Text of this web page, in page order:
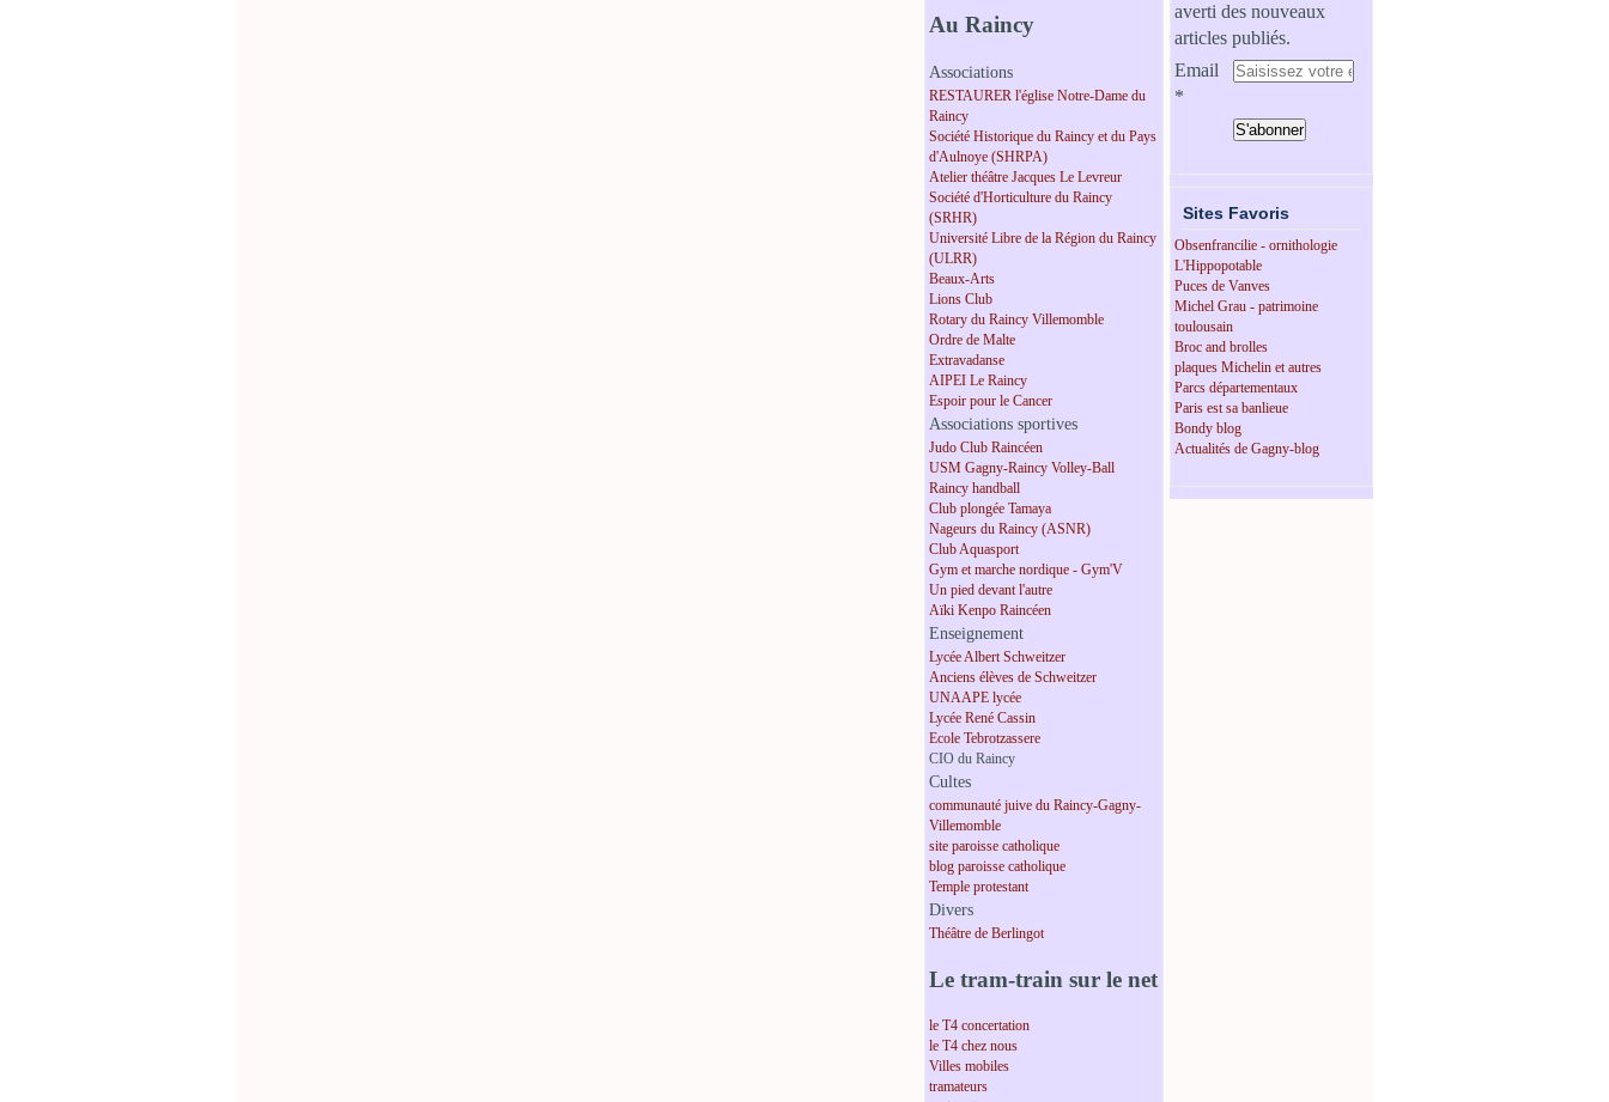
Au Raincy
Associations
RESTAURER l'église Notre-Dame du
Raincy
Société Historique du Raincy et du Pays
d'Aulnoye (SHRPA)
Atelier théâtre Jacques Le Levreur
Société d'Horticulture du Raincy
(SRHR)
Université Libre de la Région du Raincy
(ULRR)
Beaux-Arts
Lions Club
Rotary du Raincy Villemomble
Ordre de Malte
Extravadanse
AIPEI Le Raincy
Espoir pour le Cancer
Associations sportives
Judo Club Raincéen
USM Gagny-Raincy Volley-Ball
Raincy handball
Club plongée Tamaya
Nageurs du Raincy (ASNR)
Club Aquasport
Gym et marche nordique - Gym'V
Un pied devant l'autre
Aïki Kenpo Raincéen
Enseignement
Lycée Albert Schweitzer
Anciens élèves de Schweitzer
UNAAPE lycée
Lycée René Cassin
Ecole Tebrotzassere
CIO du Raincy
Cultes
communauté juive du Raincy-Gagny-
Villemomble
site paroisse catholique
blog paroisse catholique
Temple protestant
Divers
Théâtre de Berlingot
Le tram-train sur le net
le T4 concertation
le T4 chez nous
Villes mobiles
tramateurs
averti des nouveaux
articles publiés.
Email
Sites Favoris
Obsenfrancilie - ornithologie
L'Hippopotable
Puces de Vanves
Michel Grau - patrimoine
toulousain
Broc and brolles
plaques Michelin et autres
Parcs départementaux
Paris est sa banlieue
Bondy blog
Actualités de Gagny-blog